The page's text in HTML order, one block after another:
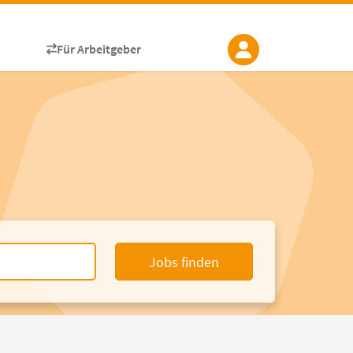
Für Arbeitgeber
Jobs finden